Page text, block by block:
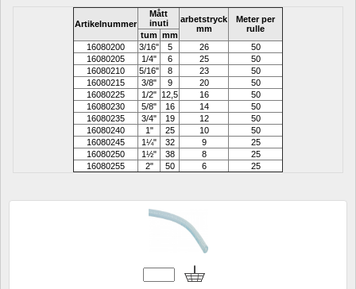
Artikelnummer
Mått
inuti
arbetstryck
mm
Meter per
rulle
tum mm
16080200
3/16" 5 26
50
16080205
1/4" 6 25
50
16080210
5/16" 8 23
50
16080215
3/8" 9 20
50
16080225
1/2" 12,5 16
50
16080230
5/8" 16 14
50
16080235
3/4" 19 12
50
16080240
1" 25 10
50
16080245
1¼" 32 9
25
16080250
1½" 38 8
25
16080255
2" 50 6 25